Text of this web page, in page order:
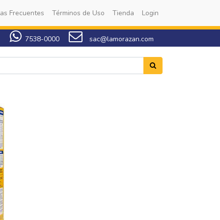
Frecuentes Términos de Uso Tienda Login
7538-0000 sac@lamorazan.com